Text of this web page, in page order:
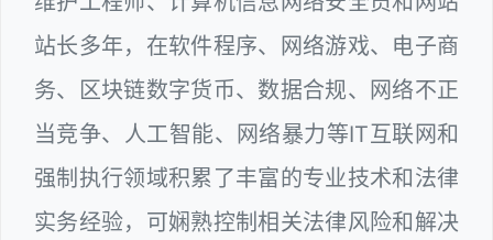
站长多年，在软件程序、网络游戏、电子商
务、区块链数字货币、数据合规、网络不正
当竞争、人工智能、网络暴力等IT互联网和
强制执行领域积累了丰富的专业技术和法律
实务经验，可娴熟控制相关法律风险和解决